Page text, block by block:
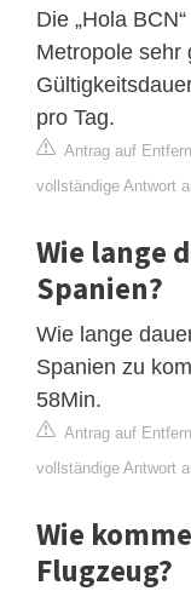
Die „Hola
Metropole sehr
pro Tag.
Antrag auf
vollständige Antwort
Wie lange
Spanien?
Wie lange
Spanien zu
58Min.
Antrag auf
vollständige Antwort
Wie
Flugzeug?